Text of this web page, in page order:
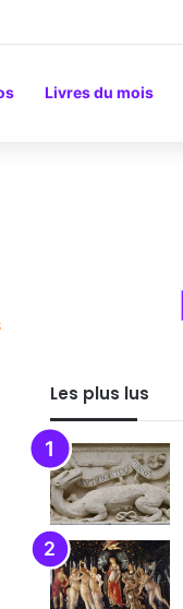
Livres du mois
Les plus lus